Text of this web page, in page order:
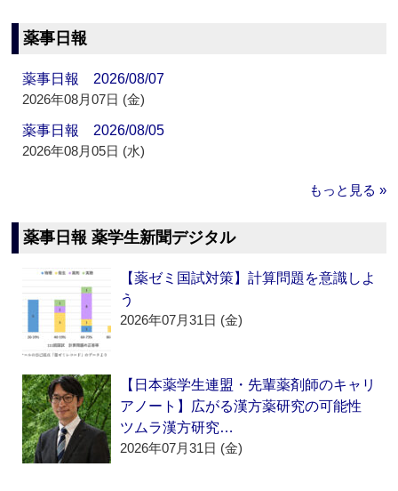
薬事日報
薬事日報 2026/08/07
2026年08月07日 (金)
薬事日報 2026/08/05
2026年08月05日 (水)
もっと見る »
薬事日報 薬学生新聞デジタル
【薬ゼミ国試対策】計算問題を意識しよ
う
2026年07月31日 (金)
【日本薬学生連盟・先輩薬剤師のキャリ
アノート】広がる漢方薬研究の可能性
ツムラ漢方研究…
2026年07月31日 (金)